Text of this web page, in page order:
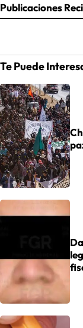
Publicaciones
Te Puede